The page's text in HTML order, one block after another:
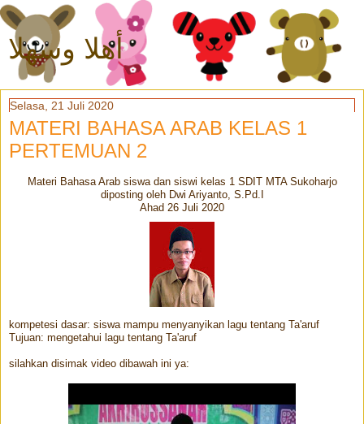
أهلا وسهلا
Selasa, 21 Juli 2020
MATERI BAHASA ARAB KELAS 1
PERTEMUAN 2
Materi Bahasa Arab siswa dan siswi kelas 1 SDIT MTA Sukoharjo
diposting oleh Dwi Ariyanto, S.Pd.I
Ahad 26 Juli 2020
kompetesi dasar: siswa mampu menyanyikan lagu tentang Ta'aruf
Tujuan: mengetahui lagu tentang Ta'aruf
silahkan disimak video dibawah ini ya: